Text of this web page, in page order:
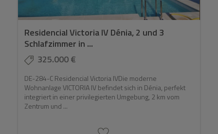
Residencial Victoria IV Dénia, 2 und 3
Schlafzimmer in ...
325.000 €
DE-284-C Residencial Victoria IVDie moderne
Wohnanlage VICTORIA IV befindet sich in Dénia, perfekt
integriert in einer privilegierten Umgebung, 2 km vom
Zentrum und ...